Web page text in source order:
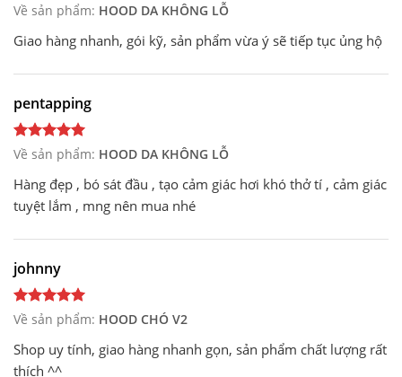
Về sản phẩm: HOOD DA KHÔNG LỖ
Giao hàng nhanh, gói kỹ, sản phẩm vừa ý sẽ tiếp tục ủng hộ
pentapping
Về sản phẩm: HOOD DA KHÔNG LỖ
Hàng đẹp , bó sát đầu , tạo cảm giác hơi khó thở tí , cảm giác
tuyệt lắm , mng nên mua nhé
johnny
Về sản phẩm: HOOD CHÓ V2
Shop uy tính, giao hàng nhanh gọn, sản phẩm chất lượng rất
thích ^^